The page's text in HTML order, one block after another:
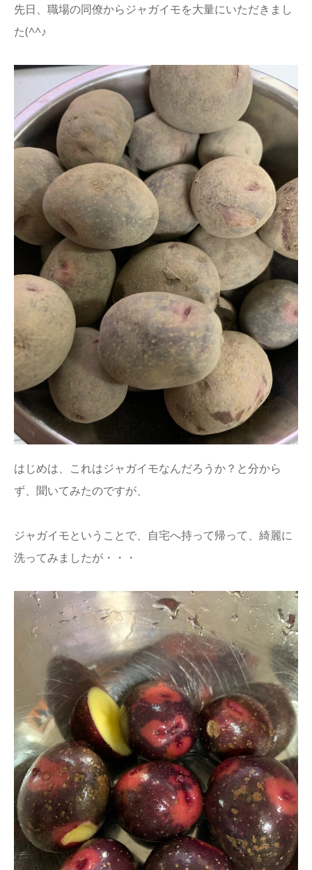
先日、職場の同僚からジャガイモを大量にいただきまし
た(^^♪
はじめは、これはジャガイモなんだろうか？と分から
ず、聞いてみたのですが、
ジャガイモということで、自宅へ持って帰って、綺麗に
洗ってみましたが・・・